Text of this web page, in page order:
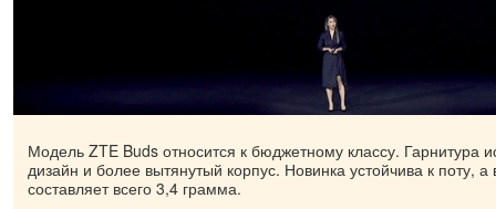
Модель ZTE Buds относится к бюджетному классу. Гарнитура
дизайн и более вытянутый корпус. Новинка устойчива к поту,
составляет всего 3,4 грамма.